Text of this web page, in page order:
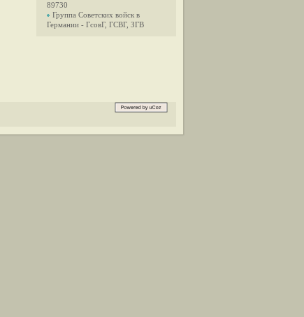
89730
Группа Советских войск в
Германии - ГсовГ, ГСВГ, ЗГВ